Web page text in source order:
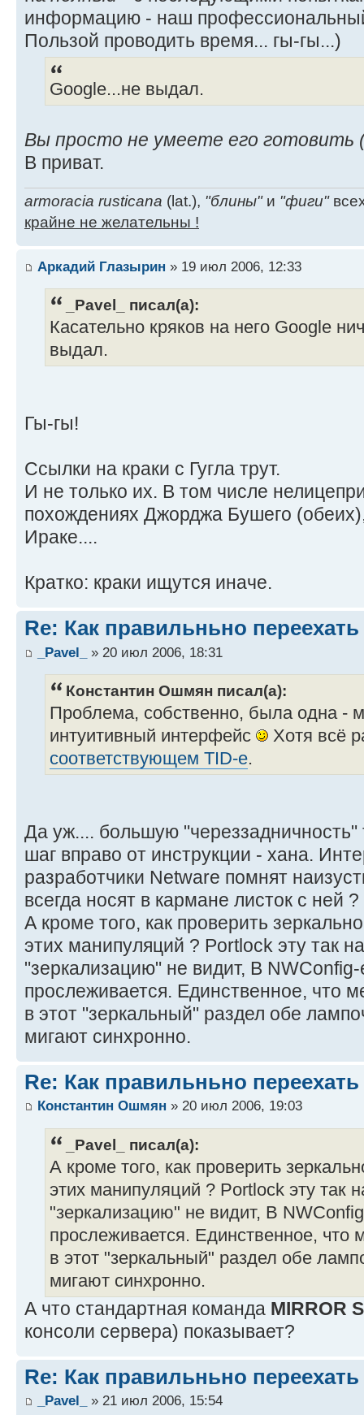
информацию - наш
Пользой проводить время... гы-гы...)
Google...не выдал.
Вы просто не умеете его готовить
В приват.
armoracia rusticana (lat.), "блины"и "фиги"
крайне не желательны !
Аркадий Глазырин » 19 июл 2006, 12:33
_Pavel_ писал(а):
Касательно кряков на него Google
выдал.
Гы-гы!
Ссылки на краки с Гугла трут.
И не только их. В том числе
похождениях Джорджа Бушего
Ираке....
Кратко: краки ищутся иначе.
Re: Как правильньно
_Pavel_ » 20 июл 2006, 18:31
Константин Ошмян писал(а):
Проблема, собственно, была одна -
интуитивный интерфейс
Хотя всё
соответствующем TID-е.
Да уж.... большую "череззадничность"
шаг вправо от инструкции - хана.
разработчики Netware помнят
всегда носят в кармане листок с ней ?
А кроме того, как проверить
этих манипуляций ? Portlock эту так
"зеркализацию" не видит, В
прослеживается. Единственное, что
в этот "зеркальный" раздел обе
мигают синхронно.
Re: Как правильньно
Константин Ошмян » 20 июл 2006, 19:03
_Pavel_ писал(а):
А кроме того, как проверить
этих манипуляций ? Portlock эту так
"зеркализацию" не видит, В
прослеживается. Единственное, что
в этот "зеркальный" раздел обе
мигают синхронно.
А что стандартная команда MIRROR
консоли сервера) показывает?
Re: Как правильньно
_Pavel_ » 21 июл 2006, 15:54